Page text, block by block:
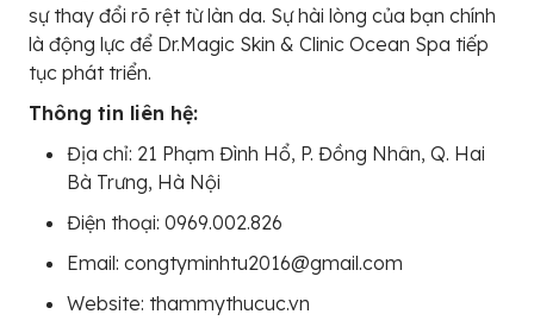
sự thay đổi rõ rệt từ làn da. Sự hài lòng của bạn chính
là động lực để Dr.Magic Skin & Clinic Ocean Spa tiếp
tục phát triển.
Thông tin liên hệ:
Địa chỉ: 21 Phạm Đình Hổ, P. Đồng Nhân, Q. Hai
Bà Trưng, Hà Nội
Điện thoại: 0969.002.826
Email: congtyminhtu2016@gmail.com
Website: thammythucuc.vn